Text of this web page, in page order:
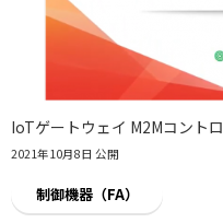
IoTゲートウェイ M2Mコント
2021年10月8日 公開
制御機器（FA）